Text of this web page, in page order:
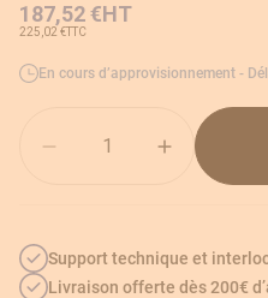
187,52 €HT
225,02 €TTC
En cours d’approvisionnement -
Support technique et
Livraison offerte dès 200€